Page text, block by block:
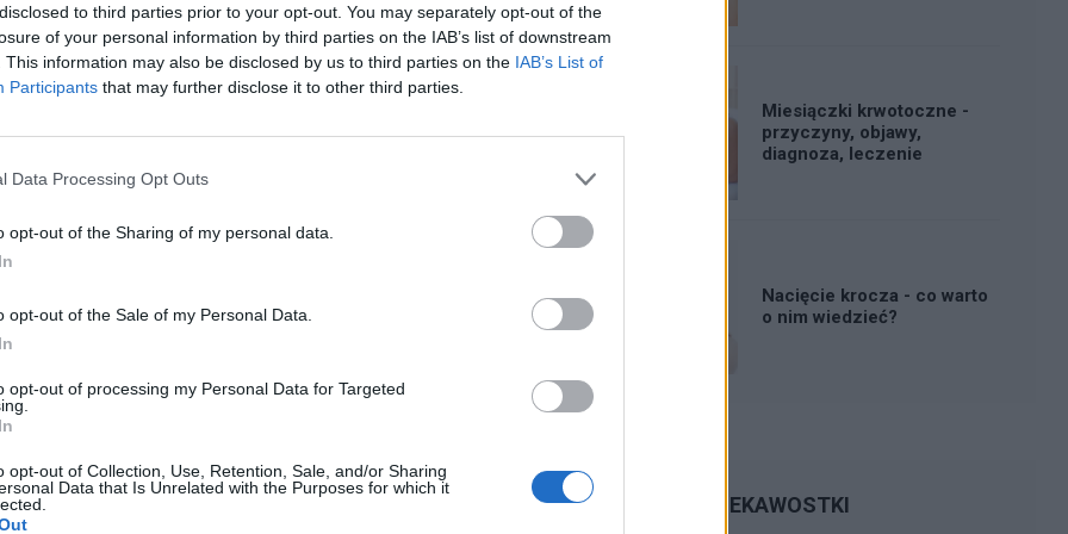
to third parties prior to your opt-out. You may separately opt-out of the
of your personal information by third parties on the IAB’s list of downstream
This information may also be disclosed by us to third parties on the IAB’s List of
Participants that may further disclose it to other third parties.
Data Processing Opt Outs
opt-out of the Sharing of my personal data.
opt-out of the Sale of my Personal Data.
opt-out of processing my Personal Data for Targeted
opt-out of Collection, Use, Retention, Sale, and/or Sharing
Data that Is Unrelated with the Purposes for which it
sobotę dostałam krwawienie z odstawienia i trwało
opakowanie tabletek pierwsza wzięłam prawidłowo
przypadku biorąc pod uwagę ten stosunek z czwartku.
Miesiączki krwotoczne -
przyczyny, objawy,
diagnoza, leczenie
Nacięcie krocza - co warto
o nim wiedzieć?
CIEKAWOSTKI